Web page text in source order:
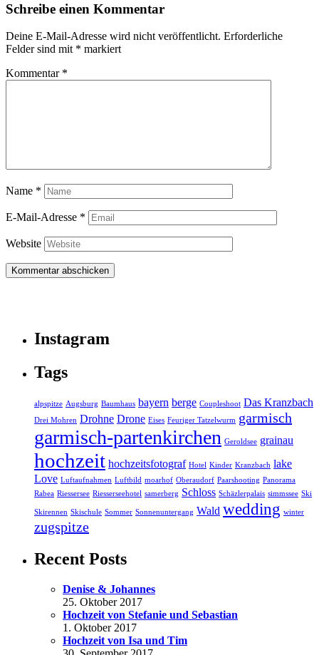
Schreibe einen Kommentar
Deine E-Mail-Adresse wird nicht veröffentlicht. Erforderliche
Felder sind mit * markiert
Kommentar *
Name *
E-Mail-Adresse *
Website
Instagram
Tags
alpspitze Augsburg Baumhaus bayern berge Coupleshoot Das Kranzbach
Drei Mohren Drohne Drone Eises Feuriger Tatzelwurm garmisch
garmisch-partenkirchen Geroldsee grainau
hochzeit hochzeitsfotograf Hotel Kinder Kranzbach lake
Love Luftaufnahmen Luftbild moarhof Oberaudorf Paarshooting Panorama
Rabea Riessersee Riesserseehotel samerberg Schloss Schäzlerpalais simmssee Ski
Skirennen Skischule Sommer Sonnenuntergang Wald wedding winter
zugspitze
Recent Posts
Denise & Johannes
25. Oktober 2017
Hochzeit von Stefanie und Sebastian
1. Oktober 2017
Hochzeit von Isa und Tim